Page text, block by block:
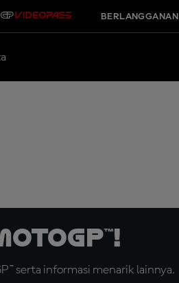
BERLANGGANAN
serta informasi menarik lainnya.